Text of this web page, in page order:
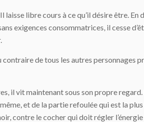
libre cours à ce qu’il désire être. En
exigences consommatrices, il cesse
de tous les autres personnages
il vit maintenant sous son propre
et de la partie refoulée qui est la
contre le cocher qui doit régler